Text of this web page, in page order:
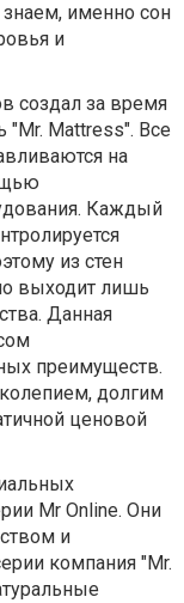
именно сон
и
создал за время
"Mr. Mattress". Все
на
Каждый
из стен
выходит лишь
Данная
преимуществ.
долгим
ценовой
Mr Online. Они
и
компания "Mr.